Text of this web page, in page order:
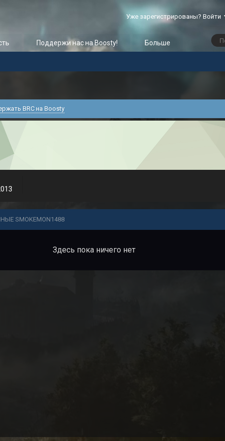
Уже зарегистрированы? Войти
Поддержи нас на Boosty! Больше
BRC на Boosty
SMOKEMON1488
Здесь пока ничего нет